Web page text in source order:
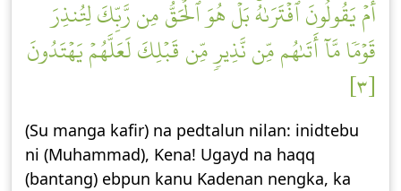
أَمۡ يَقُولُونَ ٱفۡتَرَىٰهُۚ بَلۡ هُوَ ٱلۡحَقُّ مِن رَّبِّكَ لِتُنذِرَ
قَوۡمٗا مَّآ أَتَىٰهُم مِّن نَّذِيرٖ مِّن قَبۡلِكَ لَعَلَّهُمۡ يَهۡتَدُونَ
[٣]
(Su manga kafir) na pedtalun nilan: inidtebu
ni (Muhammad), Kena! Ugayd na haqq
(bantang) ebpun kanu Kadenan nengka, ka